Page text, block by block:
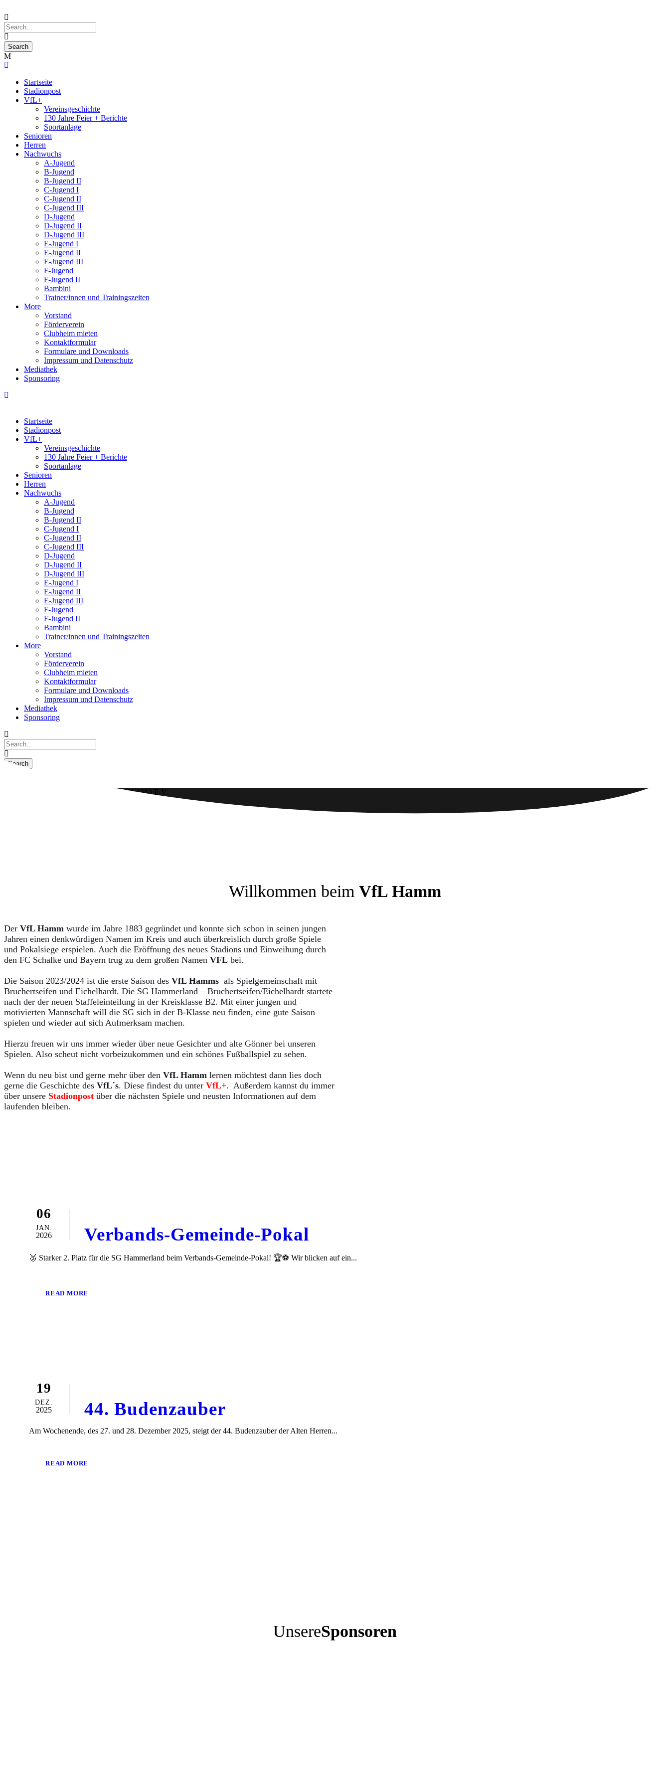
Startseite
Stadionpost
VfL+
Vereinsgeschichte
130 Jahre Feier + Berichte
Sportanlage
Senioren
Herren
Nachwuchs
A-Jugend
B-Jugend
B-Jugend II
C-Jugend I
C-Jugend II
C-Jugend III
D-Jugend
D-Jugend II
D-Jugend III
E-Jugend I
E-Jugend II
E-Jugend III
F-Jugend
F-Jugend II
Bambini
Trainer/innen und Trainingszeiten
More
Vorstand
Förderverein
Clubheim mieten
Kontaktformular
Formulare und Downloads
Impressum und Datenschutz
Mediathek
Sponsoring
Startseite
Stadionpost
VfL+
Vereinsgeschichte
130 Jahre Feier + Berichte
Sportanlage
Senioren
Herren
Nachwuchs
A-Jugend
B-Jugend
B-Jugend II
C-Jugend I
C-Jugend II
C-Jugend III
D-Jugend
D-Jugend II
D-Jugend III
E-Jugend I
E-Jugend II
E-Jugend III
F-Jugend
F-Jugend II
Bambini
Trainer/innen und Trainingszeiten
More
Vorstand
Förderverein
Clubheim mieten
Kontaktformular
Formulare und Downloads
Impressum und Datenschutz
Mediathek
Sponsoring
VFL HAMM 1883 E.V.
Willkommen beim VfL Hamm
Der VfL Hamm wurde im Jahre 1883 gegründet und konnte sich schon in seinen jungen
Jahren einen denkwürdigen Namen im Kreis und auch überkreislich durch große Spiele
und Pokalsiege erspielen. Auch die Eröffnung des neues Stadions und Einweihung durch
den FC Schalke und Bayern trug zu dem großen Namen VFL bei.
Die Saison 2023/2024 ist die erste Saison des VfL Hamms als Spielgemeinschaft mit
Bruchertseifen und Eichelhardt. Die SG Hammerland – Bruchertseifen/Eichelhardt startete
nach der der neuen Staffeleinteilung in der Kreisklasse B2. Mit einer jungen und
motivierten Mannschaft will die SG sich in der B-Klasse neu finden, eine gute Saison
spielen und wieder auf sich Aufmerksam machen.
Hierzu freuen wir uns immer wieder über neue Gesichter und alte Gönner bei unseren
Spielen. Also scheut nicht vorbeizukommen und ein schönes Fußballspiel zu sehen.
Wenn du neu bist und gerne mehr über den VfL Hamm lernen möchtest dann lies doch
gerne die Geschichte des VfL´s. Diese findest du unter VfL+. Außerdem kannst du immer
über unsere Stadionpost über die nächsten Spiele und neusten Informationen auf dem
laufenden bleiben.
06
JAN.
2026 Verbands-Gemeinde-Pokal
🥈 Starker 2. Platz für die SG Hammerland beim Verbands-Gemeinde-Pokal! 🏆⚽ Wir blicken auf ein...
READ MORE
19
DEZ.
2025 44. Budenzauber
Am Wochenende, des 27. und 28. Dezember 2025, steigt der 44. Budenzauber der Alten Herren...
READ MORE
UnsereSponsoren